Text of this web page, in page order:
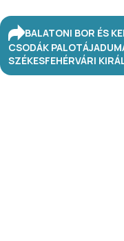
BALATONI BOR ÉS
CSODÁK PALOTÁJA
SZÉKESFEHÉRVÁRI